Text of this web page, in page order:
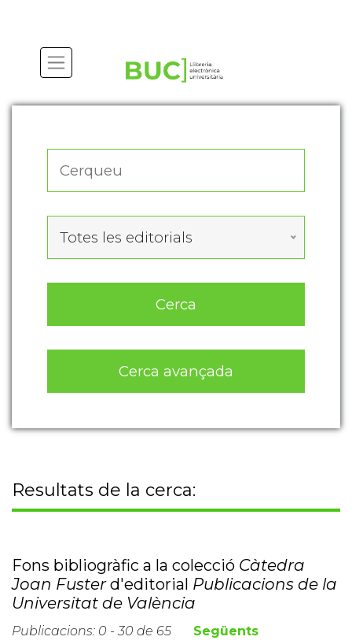
Totes les editorials
Cerca
Cerca avançada
Resultats de la cerca:
Fons bibliogràfic a la colecció Càtedra
Joan Fusterd'editorial Publicacions de la
Universitat de València
Publicacions: 0 - 30 de 65 Següents